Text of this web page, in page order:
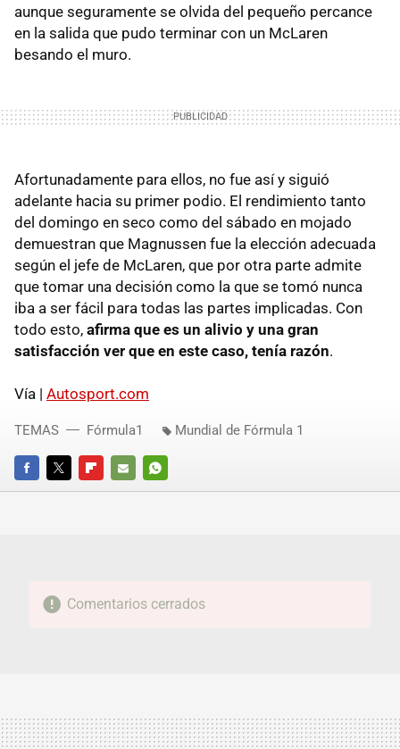
aunque seguramente se olvida del pequeño percance
en la salida que pudo terminar con un McLaren
besando el muro.
Afortunadamente para ellos, no fue así y siguió
adelante hacia su primer podio. El rendimiento tanto
del domingo en seco como del sábado en mojado
demuestran que Magnussen fue la elección adecuada
según el jefe de McLaren, que por otra parte admite
que tomar una decisión como la que se tomó nunca
iba a ser fácil para todas las partes implicadas. Con
todo esto, afirma que es un alivio y una gran
satisfacción ver que en este caso, tenía razón.
Vía | Autosport.com
FACEBOOKTWITTERFLIPBOARD
E-
WHATSAPP
TEMAS Fórmula1 Mundial de Fórmula 1
Comentarios cerrados